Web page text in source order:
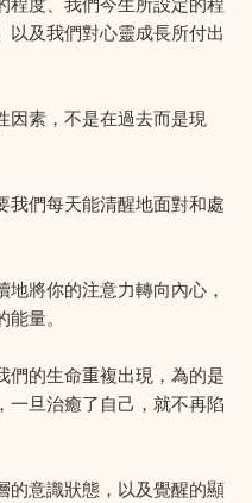
以及我們對心靈成長所付出
因素，不是在過去而是現
我們每天能清醒地面對和處
將你的注意力轉向內心，
量。
們的生命重複出現，為的是
一旦治癒了自己，就不再陷
的意識狀態，以及覺醒的顯